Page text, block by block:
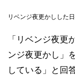
リベンジ夜更かしした
「リベンジ夜更
ンジ夜更かし」
している」と回